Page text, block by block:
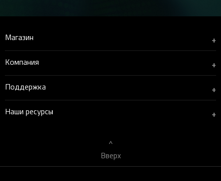
Магазин +
Компания +
Поддержка +
Наши ресурсы +
Вверх